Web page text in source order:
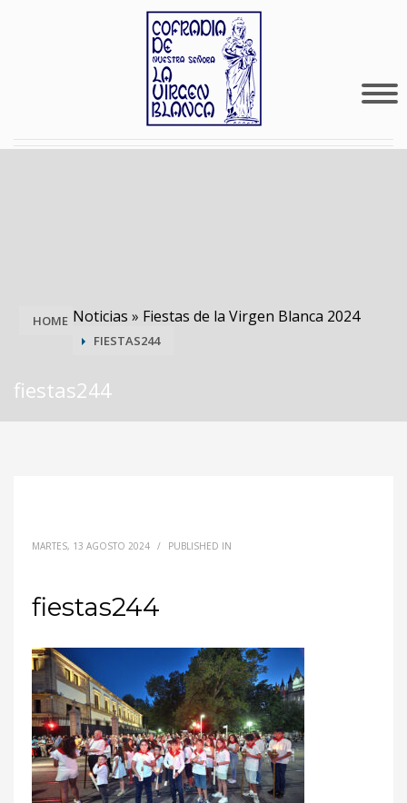
HOME Noticias » Fiestas de la Virgen Blanca 2024
FIESTAS244
fiestas244
MARTES, 13 AGOSTO 2024 / PUBLISHED IN
fiestas244